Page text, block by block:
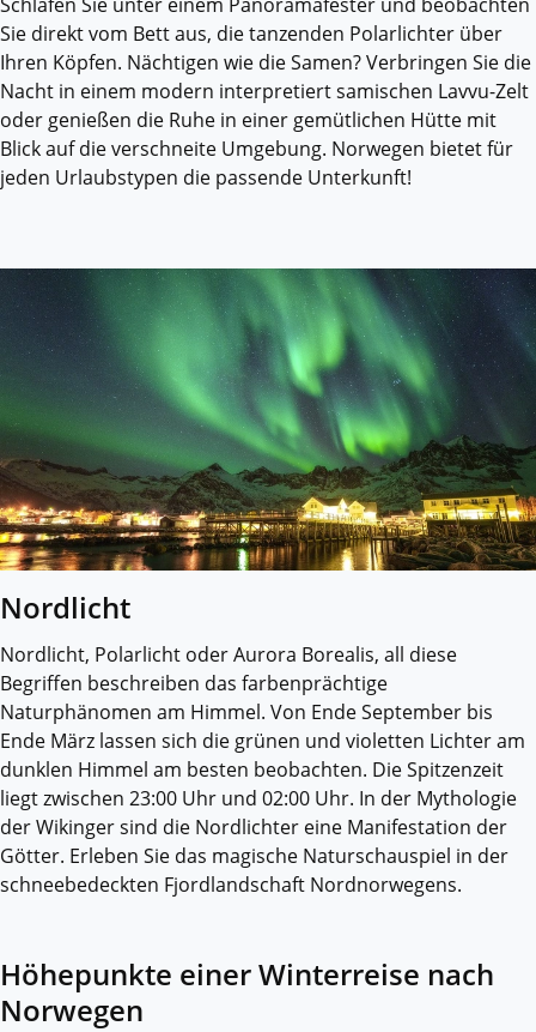
Schlafen Sie unter einem Panoramafester und beobachten
Sie direkt vom Bett aus, die tanzenden Polarlichter über
Ihren Köpfen. Nächtigen wie die Samen? Verbringen Sie die
Nacht in einem modern interpretiert samischen Lavvu-Zelt
oder genießen die Ruhe in einer gemütlichen Hütte mit
Blick auf die verschneite Umgebung. Norwegen bietet für
jeden Urlaubstypen die passende Unterkunft!
Nordlicht
Nordlicht, Polarlicht oder Aurora Borealis, all diese
Begriffen beschreiben das farbenprächtige
Naturphänomen am Himmel. Von Ende September bis
Ende März lassen sich die grünen und violetten Lichter am
dunklen Himmel am besten beobachten. Die Spitzenzeit
liegt zwischen 23:00 Uhr und 02:00 Uhr. In der Mythologie
der Wikinger sind die Nordlichter eine Manifestation der
Götter. Erleben Sie das magische Naturschauspiel in der
schneebedeckten Fjordlandschaft Nordnorwegens.
Höhepunkte einer Winterreise nach
Norwegen